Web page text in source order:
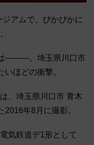
アムで、ぴかぴかに
は―――。埼玉県川口市
ほどの衝撃。
、埼玉県川口市 青木
年8月に撮影。
気鉄道デ1形として